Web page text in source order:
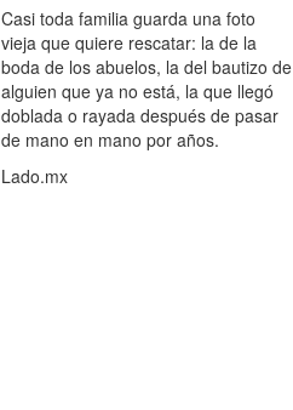
Casi toda familia guarda una foto
vieja que quiere rescatar: la de la
boda de los abuelos, la del bautizo de
alguien que ya no está, la que llegó
doblada o rayada después de pasar
de mano en mano por años.
Lado.mx